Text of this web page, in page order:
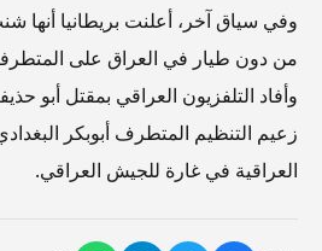
وفي سياق آخر، أعلنت بريطانيا أنها
من دون طيار في العراق على
وأفاد التلفزيون العراقي بمقتل أبو
زعيم التنظيم المتطرف أبوبكر
العراقية في غارة للجيش العراقي.